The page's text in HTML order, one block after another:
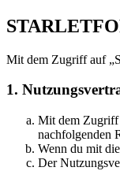
Mit dem Zugriff auf
1.
Mit dem Zugriff
nachfolgenden
Wenn du mit
Der